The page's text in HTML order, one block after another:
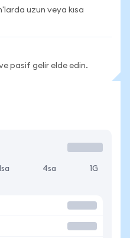
uzun veya kısa
pasif gelir elde edin.
4sa 1G